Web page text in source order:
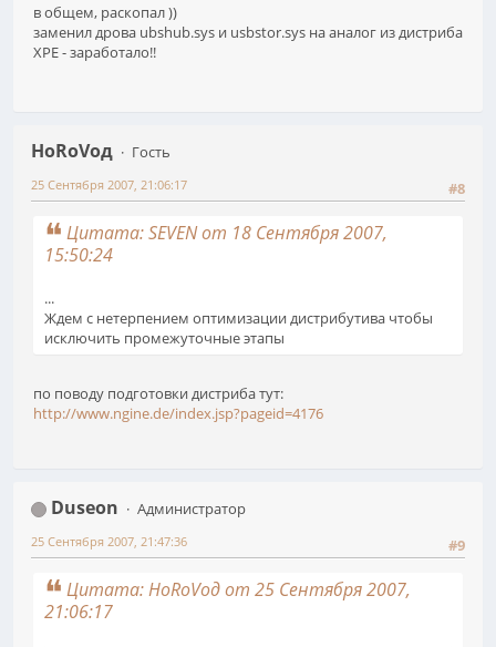
в общем, раскопал ))
заменил дрова ubshub.sys и usbstor.sys на аналог из дистриба
XPE - заработало!!
HoRoVoд
Гость
#8
25 Сентября 2007, 21:06:17
Цитата: SEVEN от 18 Сентября 2007,
15:50:24
...
Ждем с нетерпением оптимизации дистрибутива чтобы
исключить промежуточные этапы
по поводу подготовки дистриба тут:
http://www.ngine.de/index.jsp?pageid=4176
Duseon
Администратор
#9
25 Сентября 2007, 21:47:36
Цитата: HoRoVoд от 25 Сентября 2007,
21:06:17